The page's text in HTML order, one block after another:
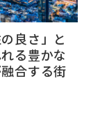
の良さ」と
れる豊かな
合する街